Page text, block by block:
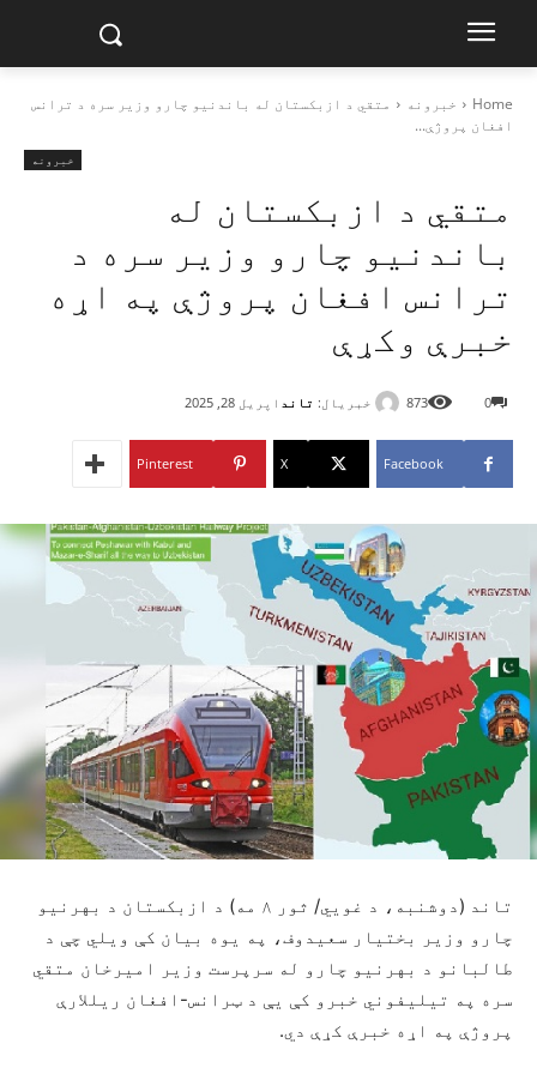
Home خبرونه
متقي د ازبکستان له باندنیو چارو وزیر سره د ترانس
افغان پروژې...
خبرونه
متقي د ازبکستان له
باندنیو چارو وزیر سره د
ترانس افغان پروژې په اړه
خبرې وکړې
خبریال: تاند اپریل 28, 2025 0
873
Facebook
X
Pinterest
تاند (دوشنبه، د غويي/ ثور ۸ مه) د ازبکستان د بهرنیو
چارو وزیر بختیار سعیدوف، په یوه بیان کې ویلي چې د
طالبانو د بهرنیو چارو له سرپرست وزیر امیرخان متقي
سره په تیلیفوني خبرو کې یې د ټرانس-افغان ریللارې
پروژې په اړه خبرې کړې دي.